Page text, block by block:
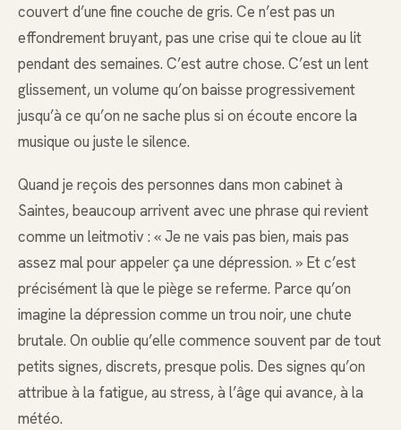
couvert d’une fine couche de gris. Ce n’est pas un
effondrement bruyant, pas une crise qui te cloue au lit
pendant des semaines. C’est autre chose. C’est un lent
glissement, un volume qu’on baisse progressivement
jusqu’à ce qu’on ne sache plus si on écoute encore la
musique ou juste le silence.
Quand je reçois des personnes dans mon cabinet à
Saintes, beaucoup arrivent avec une phrase qui revient
comme un leitmotiv : « Je ne vais pas bien, mais pas
assez mal pour appeler ça une dépression. » Et c’est
précisément là que le piège se referme. Parce qu’on
imagine la dépression comme un trou noir, une chute
brutale. On oublie qu’elle commence souvent par de tout
petits signes, discrets, presque polis. Des signes qu’on
attribue à la fatigue, au stress, à l’âge qui avance, à la
météo.